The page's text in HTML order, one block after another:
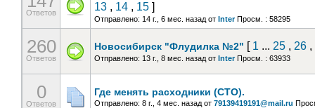
Ответов 13 , 14 , 15 ]
Отправлено: 14 г., 6 мес. назад от Inter Просм. : 58295
260
Ответов
Новосибирск "Флудилка №2" [ 1 ... 25 , 26 ,
Отправлено: 13 г., 8 мес. назад от Inter Просм. : 63933
0
Ответов
Где менять расходники (СТО).
Отправлено: 8 г., 4 мес. назад от 79139419191@mail.ru